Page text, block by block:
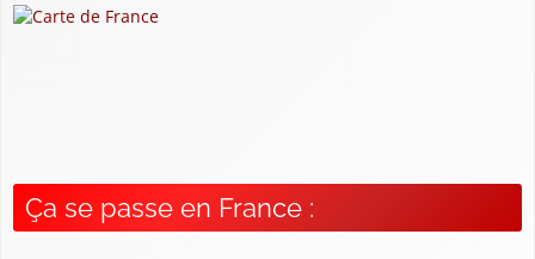
Ça se passe en France :